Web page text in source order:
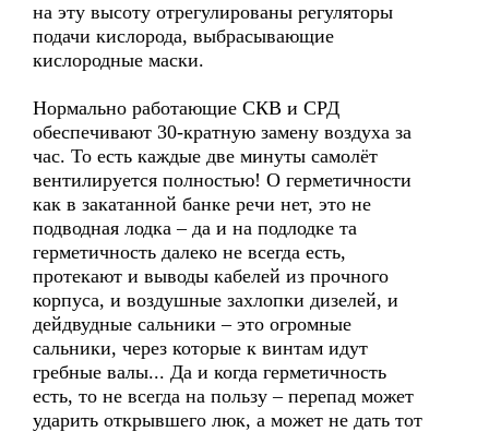
на эту высоту отрегулированы регуляторы
подачи кислорода, выбрасывающие
кислородные маски.
Нормально работающие СКВ и СРД
обеспечивают 30-кратную замену воздуха за
час. То есть каждые две минуты самолёт
вентилируется полностью! О герметичности
как в закатанной банке речи нет, это не
подводная лодка – да и на подлодке та
герметичность далеко не всегда есть,
протекают и выводы кабелей из прочного
корпуса, и воздушные захлопки дизелей, и
дейдвудные сальники – это огромные
сальники, через которые к винтам идут
гребные валы... Да и когда герметичность
есть, то не всегда на пользу – перепад может
ударить открывшего люк, а может не дать тот